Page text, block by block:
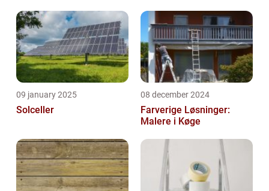
09 january 2025
Solceller
08 december 2024
Farverige Løsninger:
Malere i Køge